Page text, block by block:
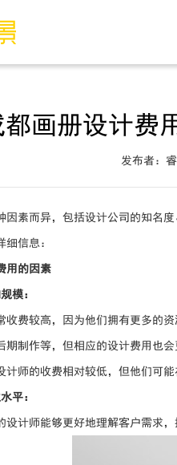
都画册设计费
发布者：
因素而异，包括设计公司的知名
信息：
用的因素
模：
收费较高，因为他们拥有更多的
制作等，但相应的设计费用也会
计师的收费相对较低，但他们可
平：
设计师能够更好地理解客户需求